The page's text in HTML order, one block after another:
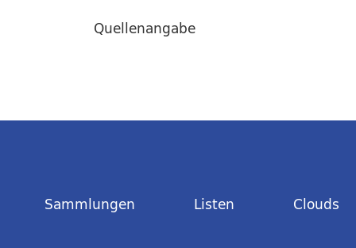
Quellenangabe
Sammlungen Listen Clouds